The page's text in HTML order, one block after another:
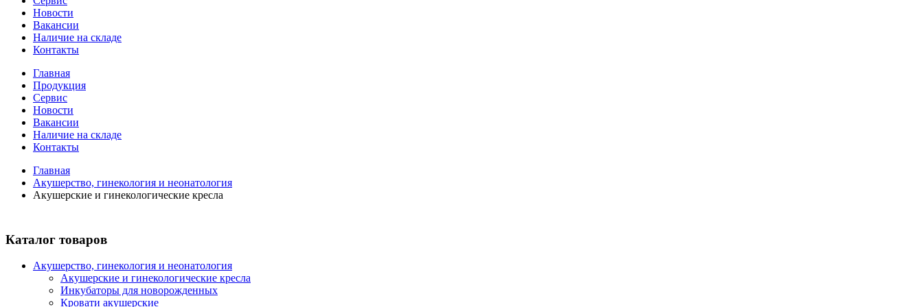
Новости
Вакансии
Наличие на складе
Контакты
Главная
Продукция
Сервис
Новости
Вакансии
Наличие на складе
Контакты
Главная
Акушерство, гинекология и неонатология
Акушерские и гинекологические креслa
Каталог товаров
Акушерство, гинекология и неонатология
Акушерские и гинекологические креслa
Инкубаторы для новорожденных
Кровати акушерские